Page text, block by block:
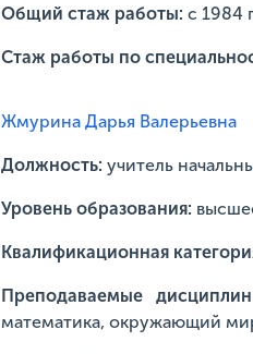
Общий стаж работы: с 1984
Стаж работы по
Жмурина Дарья Валерьевна
Должность: учитель
Уровень образования:
Квалификационная
Преподаваемые
математика, окружающий